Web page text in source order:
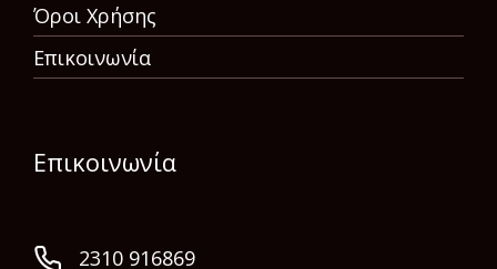
Όροι Χρήσης
Επικοινωνία
Επικοινωνία
2310 916869